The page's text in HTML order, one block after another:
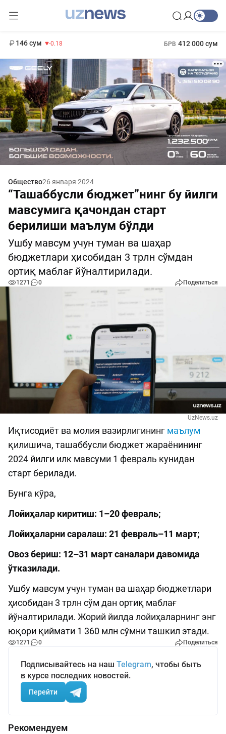
146 сум -0.18 БРВ 412 000 сум
Общество26 января 2024
“Ташаббусли бюджет”нинг бу йилги
мавсумига қачондан старт
берилиши маълум бўлди
Ушбу мавсум учун туман ва шаҳар
бюджетлари ҳисобидан 3 трлн сўмдан
ортиқ маблағ йўналтирилади.
1271 0 Поделиться
UzNews.uz
Иқтисодиёт ва молия вазирлигининг маълум
қилишича, ташаббусли бюджет жараёнининг
2024 йилги илк мавсуми 1 февраль кунидан
старт берилади.
Бунга кўра,
Лойиҳалар киритиш: 1–20 февраль;
Лойиҳаларни саралаш: 21 февраль–11 март;
Овоз бериш: 12–31 март саналари давомида
ўтказилади.
Ушбу мавсум учун туман ва шаҳар бюджетлари
ҳисобидан 3 трлн сўм дан ортиқ маблағ
йўналтирилади. Жорий йилда лойиҳаларнинг энг
юқори қиймати 1 360 млн сўмни ташкил этади.
1271 0 Поделиться
Подписывайтесь на наш Telegram, чтобы быть
в курсе последних новостей.
Перейти
Рекомендуем